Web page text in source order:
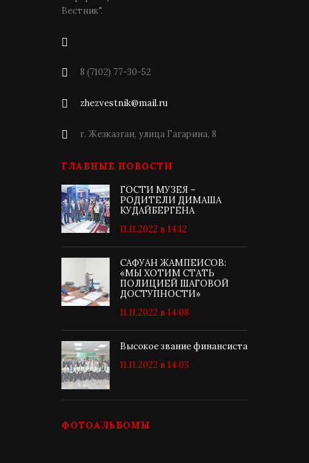
Вестник".
8 (7102) 77-30-52
zhezvestnik@mail.ru
г. Жезказган, улица Гагарина, 8
ГЛАВНЫЕ НОВОСТИ
ГОСТИ МУЗЕЯ –
РОДИТЕЛИ ДИМАША
КУДАЙБЕРГЕНА
11.11.2022 в 14:12
САФУАН ЖАМПЕИСОВ:
«МЫ ХОТИМ СТАТЬ
ПОЛИЦИЕЙ ШАГОВОЙ
ДОСТУПНОСТИ»
11.11.2022 в 14:08
Высокое звание финансиста
11.11.2022 в 14:03
ФОТОАЛЬБОМЫ